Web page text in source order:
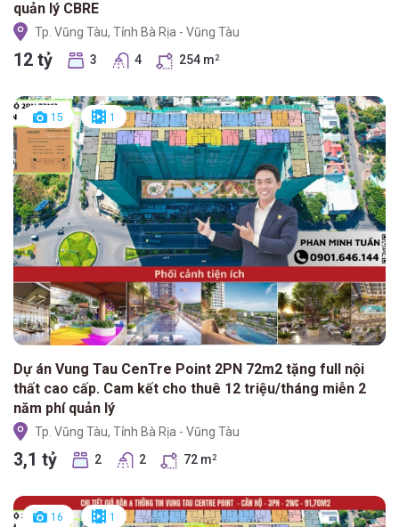
quản lý CBRE
Tp. Vũng Tàu, Tỉnh Bà Rịa - Vũng Tàu
12 tỷ 3 4 254 m 2
15 1
Dự án Vung Tau CenTre Point 2PN 72m2 tặng full nội
thất cao cấp. Cam kết cho thuê 12 triệu/tháng miễn 2
năm phí quản lý
Tp. Vũng Tàu, Tỉnh Bà Rịa - Vũng Tàu
3,1 tỷ 2 2 72 m 2
16 1